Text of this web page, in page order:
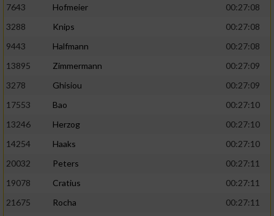
7643
Hofmeier
00:27:08
3288
Knips
00:27:08
9443
Halfmann
00:27:08
13895
Zimmermann
00:27:09
3278
Ghisiou
00:27:09
17553
Bao
00:27:10
13246
Herzog
00:27:10
14254
Haaks
00:27:10
20032
Peters
00:27:11
19078
Cratius
00:27:11
21675
Rocha
00:27:11